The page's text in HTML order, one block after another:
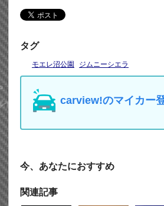
タグ
モエレ沼公園 ジムニーシエラ
carview!のマイカー
今、あなたにおすすめ
関連記事